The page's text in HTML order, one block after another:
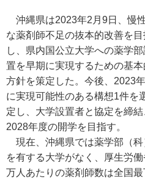
沖縄県は2023年2月9日、慢
な薬剤師不足の抜本的改善を目
し、県内国公立大学への薬学部
置を早期に実現するための基本
方針を策定した。今後、2023
に実現可能性のある構想1件を
定し、大学設置者と協定を締結
2028年度の開学を目指す。
現在、沖縄県では薬学部（科
を有する大学がなく、厚生労
万人あたりの薬剤師数は全国